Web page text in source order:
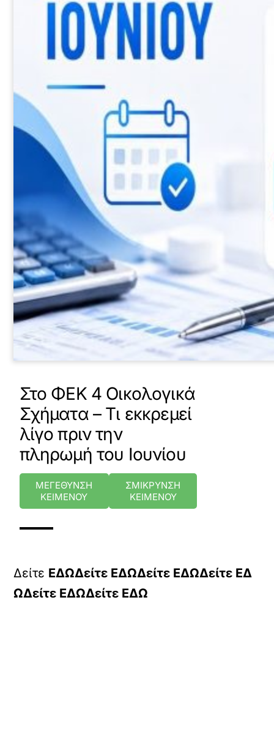
Στο ΦΕΚ 4 Οικολογικά
Σχήματα – Τι εκκρεμεί
λίγο πριν την
πληρωμή του Ιουνίου
ΜΕΓΕΘΥΝΣΗ
ΚΕΙΜΕΝΟΥ
ΣΜΙΚΡΥΝΣΗ
ΚΕΙΜΕΝΟΥ
Δείτε ΕΔΩΔείτε ΕΔΩΔείτε ΕΔΩΔείτε ΕΔ
ΩΔείτε ΕΔΩΔείτε ΕΔΩ